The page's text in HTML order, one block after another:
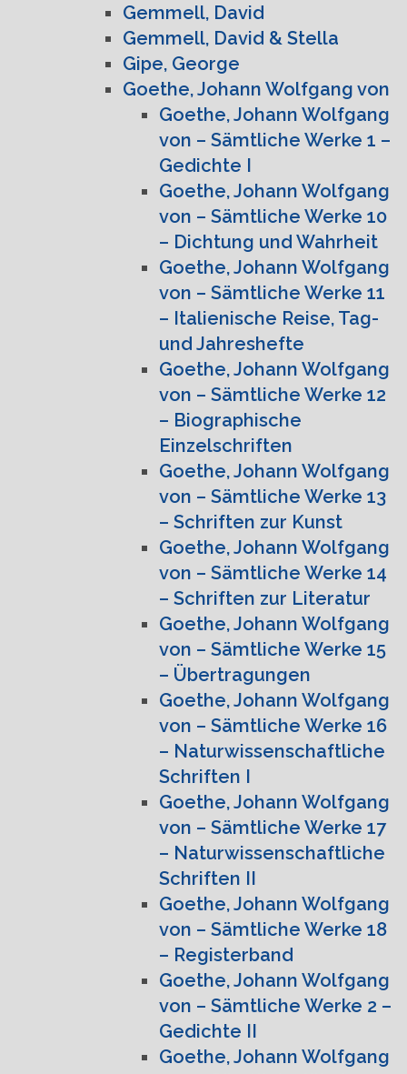
Gemmell, David
Gemmell, David & Stella
Gipe, George
Goethe, Johann Wolfgang von
Goethe, Johann Wolfgang
von – Sämtliche Werke 1 –
Gedichte I
Goethe, Johann Wolfgang
von – Sämtliche Werke 10
– Dichtung und Wahrheit
Goethe, Johann Wolfgang
von – Sämtliche Werke 11
– Italienische Reise, Tag-
und Jahreshefte
Goethe, Johann Wolfgang
von – Sämtliche Werke 12
– Biographische
Einzelschriften
Goethe, Johann Wolfgang
von – Sämtliche Werke 13
– Schriften zur Kunst
Goethe, Johann Wolfgang
von – Sämtliche Werke 14
– Schriften zur Literatur
Goethe, Johann Wolfgang
von – Sämtliche Werke 15
– Übertragungen
Goethe, Johann Wolfgang
von – Sämtliche Werke 16
– Naturwissenschaftliche
Schriften I
Goethe, Johann Wolfgang
von – Sämtliche Werke 17
– Naturwissenschaftliche
Schriften II
Goethe, Johann Wolfgang
von – Sämtliche Werke 18
– Registerband
Goethe, Johann Wolfgang
von – Sämtliche Werke 2 –
Gedichte II
Goethe, Johann Wolfgang